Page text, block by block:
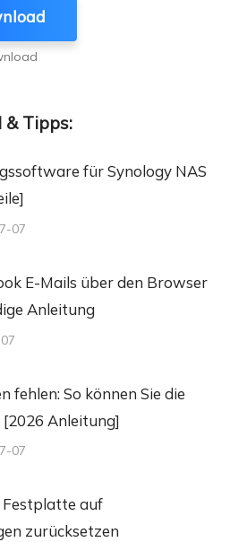
& Tipps:
für Synology NAS
07
E-Mails über den Browser
Anleitung
fehlen: So können Sie die
Anleitung]
07
Festplatte auf
zurücksetzen